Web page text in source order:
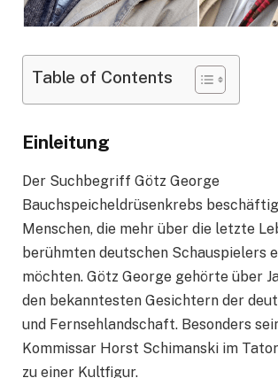
Table of Contents
Einleitung
Der Suchbegriff Götz George
Bauchspeicheldrüsenkrebs
Menschen, die mehr über die letzte
berühmten deutschen Schauspielers
möchten. Götz George gehörte über
den bekanntesten Gesichtern der
und Fernsehlandschaft. Besonders
Kommissar Horst Schimanski im
zu einer Kultfigur.